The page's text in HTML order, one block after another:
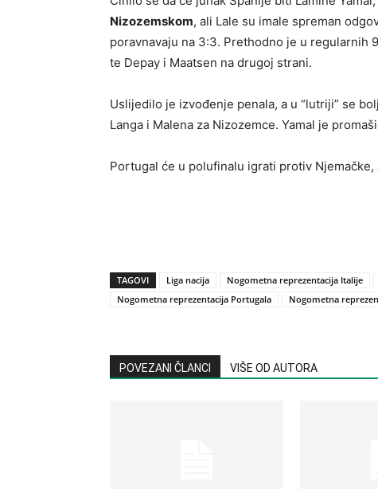
Nizozemskom, ali Lale su imale spreman
poravnavaju na 3:3. Prethodno je u regularnih
te Depay i Maatsen na drugoj strani.
Uslijedilo je izvođenje penala, a u “lutriji” se
Langa i Malena za Nizozemce. Yamal je
Portugal će u polufinalu igrati protiv Njemačke,
TAGOVI Liga nacija Nogometna reprezentacija Italije
Nogometna reprezentacija Portugala
Nogometna
POVEZANI ČLANCI VIŠE OD AUTORA